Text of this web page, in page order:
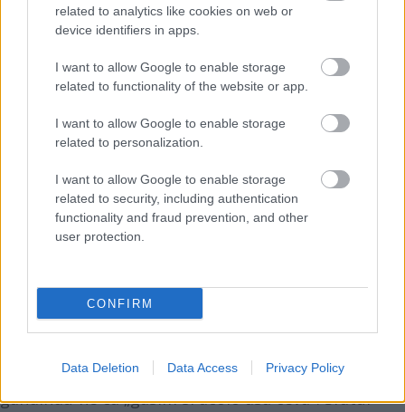
related to analytics like cookies on web or
device identifiers in apps.
I want to allow Google to enable storage
related to functionality of the website or app.
I want to allow Google to enable storage
related to personalization.
I want to allow Google to enable storage
related to security, including authentication
functionality and fraud prevention, and other
user protection.
CONFIRM
Data Deletion Data Access Privacy Policy
Uitati de expresia „gasim si acolo"
nu le includem pe lista pentru luna de miere,
gandindu-ne ca „gasim si acolo asa ceva". Sfatul